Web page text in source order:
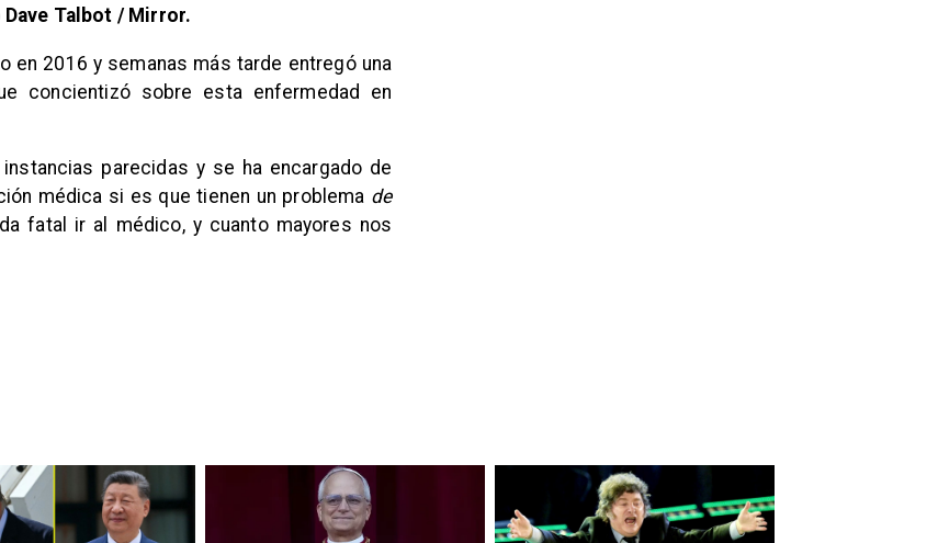
Talbot / Mirror.
en 2016 y semanas más tarde entregó una
concientizó sobre esta enfermedad en
parecidas y se ha encargado de
médica si es que tienen un problema de
fatal ir al médico, y cuanto mayores nos